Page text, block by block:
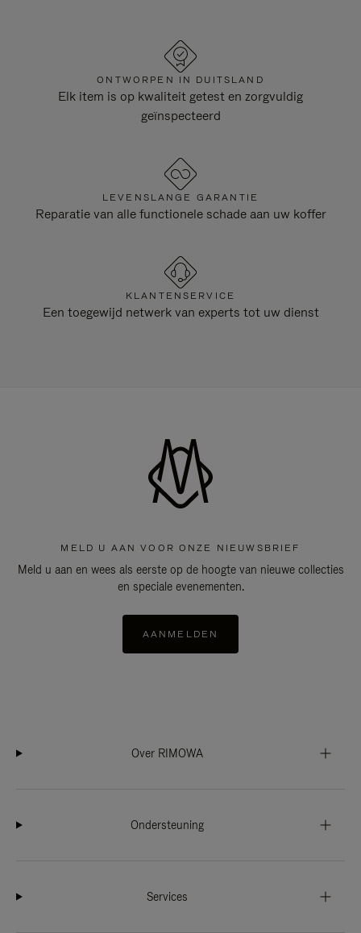
ONTWORPEN IN DUITSLAND
Elk item is op kwaliteit getest en zorgvuldig
geïnspecteerd
LEVENSLANGE GARANTIE
Reparatie van alle functionele schade aan uw koffer
KLANTENSERVICE
Een toegewijd netwerk van experts tot uw dienst
MELD U AAN VOOR ONZE NIEUWSBRIEF
Meld u aan en wees als eerste op de hoogte van nieuwe collecties
en speciale evenementen.
AANMELDEN
Over RIMOWA
Ondersteuning
Services